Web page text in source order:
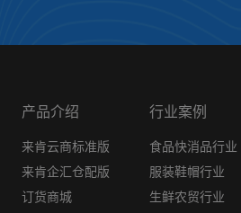
产品介绍
来肯云商标准版
来肯企汇仓配版
订货商城
行业案例
食品快消品行业
服装鞋帽行业
生鲜农贸行业